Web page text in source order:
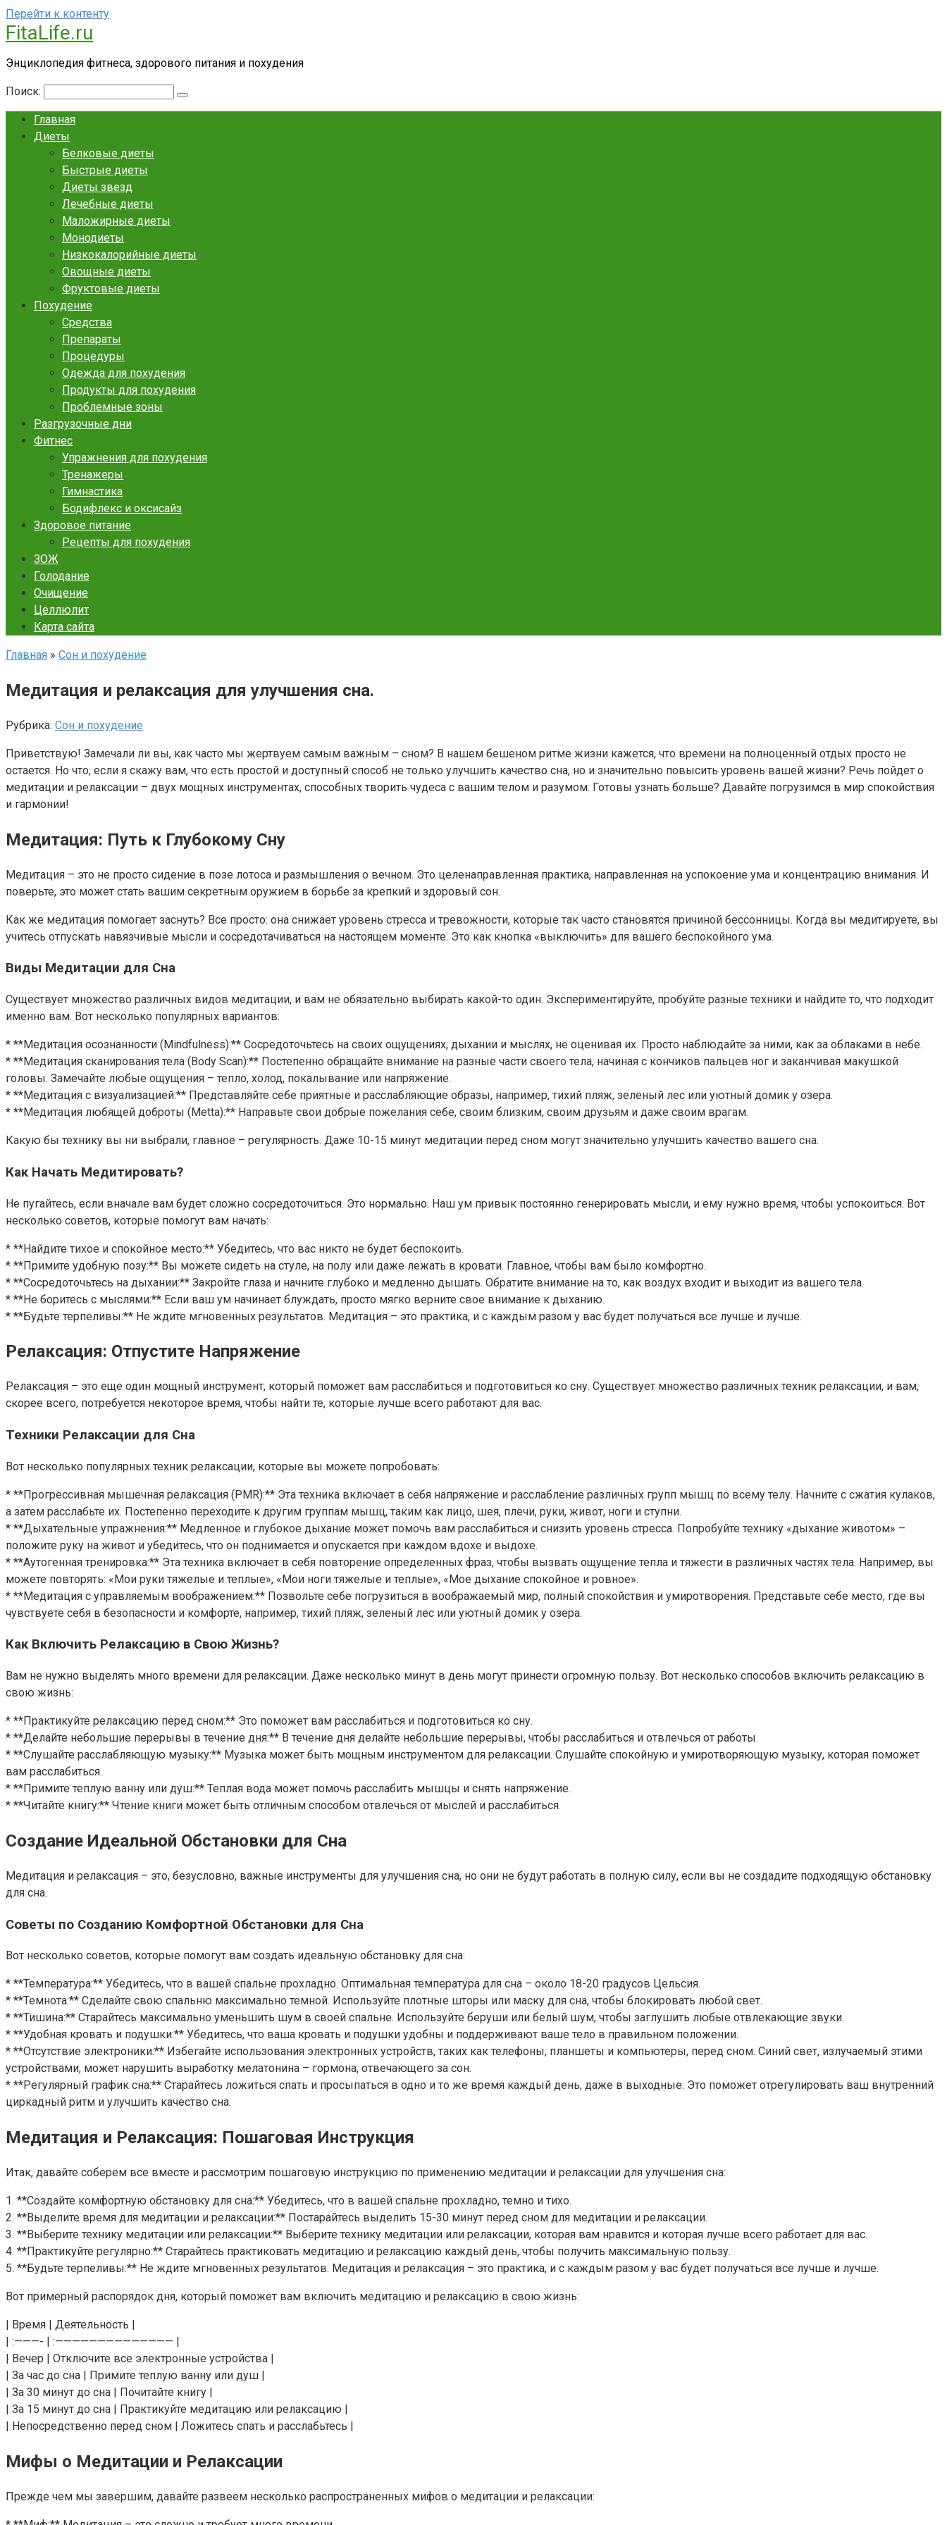
Перейти к контенту
FitaLife.ru
Энциклопедия фитнеса, здорового питания и похудения
Поиск:
Главная
Диеты
Белковые диеты
Быстрые диеты
Диеты звезд
Лечебные диеты
Маложирные диеты
Монодиеты
Низкокалорийные диеты
Овощные диеты
Фруктовые диеты
Похудение
Средства
Препараты
Процедуры
Одежда для похудения
Продукты для похудения
Проблемные зоны
Разгрузочные дни
Фитнес
Упражнения для похудения
Тренажеры
Гимнастика
Бодифлекс и оксисайз
Здоровое питание
Рецепты для похудения
ЗОЖ
Голодание
Очищение
Целлюлит
Карта сайта
Главная » Сон и похудение
Медитация и релаксация для улучшения сна.
Рубрика: Сон и похудение
Приветствую! Замечали ли вы, как часто мы жертвуем самым важным – сном? В нашем бешеном ритме жизни кажется, что времени на полноценный отдых просто не
остается. Но что, если я скажу вам, что есть простой и доступный способ не только улучшить качество сна, но и значительно повысить уровень вашей жизни? Речь пойдет о
медитации и релаксации – двух мощных инструментах, способных творить чудеса с вашим телом и разумом. Готовы узнать больше? Давайте погрузимся в мир спокойствия
и гармонии!
Медитация: Путь к Глубокому Сну
Медитация – это не просто сидение в позе лотоса и размышления о вечном. Это целенаправленная практика, направленная на успокоение ума и концентрацию внимания. И
поверьте, это может стать вашим секретным оружием в борьбе за крепкий и здоровый сон.
Как же медитация помогает заснуть? Все просто: она снижает уровень стресса и тревожности, которые так часто становятся причиной бессонницы. Когда вы медитируете, вы
учитесь отпускать навязчивые мысли и сосредотачиваться на настоящем моменте. Это как кнопка «выключить» для вашего беспокойного ума.
Виды Медитации для Сна
Существует множество различных видов медитации, и вам не обязательно выбирать какой-то один. Экспериментируйте, пробуйте разные техники и найдите то, что подходит
именно вам. Вот несколько популярных вариантов:
* **Медитация осознанности (Mindfulness):** Сосредоточьтесь на своих ощущениях, дыхании и мыслях, не оценивая их. Просто наблюдайте за ними, как за облаками в небе.
* **Медитация сканирования тела (Body Scan):** Постепенно обращайте внимание на разные части своего тела, начиная с кончиков пальцев ног и заканчивая макушкой
головы. Замечайте любые ощущения – тепло, холод, покалывание или напряжение.
* **Медитация с визуализацией:** Представляйте себе приятные и расслабляющие образы, например, тихий пляж, зеленый лес или уютный домик у озера.
* **Медитация любящей доброты (Metta):** Направьте свои добрые пожелания себе, своим близким, своим друзьям и даже своим врагам.
Какую бы технику вы ни выбрали, главное – регулярность. Даже 10-15 минут медитации перед сном могут значительно улучшить качество вашего сна.
Как Начать Медитировать?
Не пугайтесь, если вначале вам будет сложно сосредоточиться. Это нормально. Наш ум привык постоянно генерировать мысли, и ему нужно время, чтобы успокоиться. Вот
несколько советов, которые помогут вам начать:
* **Найдите тихое и спокойное место:** Убедитесь, что вас никто не будет беспокоить.
* **Примите удобную позу:** Вы можете сидеть на стуле, на полу или даже лежать в кровати. Главное, чтобы вам было комфортно.
* **Сосредоточьтесь на дыхании:** Закройте глаза и начните глубоко и медленно дышать. Обратите внимание на то, как воздух входит и выходит из вашего тела.
* **Не боритесь с мыслями:** Если ваш ум начинает блуждать, просто мягко верните свое внимание к дыханию.
* **Будьте терпеливы:** Не ждите мгновенных результатов. Медитация – это практика, и с каждым разом у вас будет получаться все лучше и лучше.
Релаксация: Отпустите Напряжение
Релаксация – это еще один мощный инструмент, который поможет вам расслабиться и подготовиться ко сну. Существует множество различных техник релаксации, и вам,
скорее всего, потребуется некоторое время, чтобы найти те, которые лучше всего работают для вас.
Техники Релаксации для Сна
Вот несколько популярных техник релаксации, которые вы можете попробовать:
* **Прогрессивная мышечная релаксация (PMR):** Эта техника включает в себя напряжение и расслабление различных групп мышц по всему телу. Начните с сжатия кулаков,
а затем расслабьте их. Постепенно переходите к другим группам мышц, таким как лицо, шея, плечи, руки, живот, ноги и ступни.
* **Дыхательные упражнения:** Медленное и глубокое дыхание может помочь вам расслабиться и снизить уровень стресса. Попробуйте технику «дыхание животом» –
положите руку на живот и убедитесь, что он поднимается и опускается при каждом вдохе и выдохе.
* **Аутогенная тренировка:** Эта техника включает в себя повторение определенных фраз, чтобы вызвать ощущение тепла и тяжести в различных частях тела. Например, вы
можете повторять: «Мои руки тяжелые и теплые», «Мои ноги тяжелые и теплые», «Мое дыхание спокойное и ровное».
* **Медитация с управляемым воображением:** Позвольте себе погрузиться в воображаемый мир, полный спокойствия и умиротворения. Представьте себе место, где вы
чувствуете себя в безопасности и комфорте, например, тихий пляж, зеленый лес или уютный домик у озера.
Как Включить Релаксацию в Свою Жизнь?
Вам не нужно выделять много времени для релаксации. Даже несколько минут в день могут принести огромную пользу. Вот несколько способов включить релаксацию в
свою жизнь:
* **Практикуйте релаксацию перед сном:** Это поможет вам расслабиться и подготовиться ко сну.
* **Делайте небольшие перерывы в течение дня:** В течение дня делайте небольшие перерывы, чтобы расслабиться и отвлечься от работы.
* **Слушайте расслабляющую музыку:** Музыка может быть мощным инструментом для релаксации. Слушайте спокойную и умиротворяющую музыку, которая поможет
вам расслабиться.
* **Примите теплую ванну или душ:** Теплая вода может помочь расслабить мышцы и снять напряжение.
* **Читайте книгу:** Чтение книги может быть отличным способом отвлечься от мыслей и расслабиться.
Создание Идеальной Обстановки для Сна
Медитация и релаксация – это, безусловно, важные инструменты для улучшения сна, но они не будут работать в полную силу, если вы не создадите подходящую обстановку
для сна.
Советы по Созданию Комфортной Обстановки для Сна
Вот несколько советов, которые помогут вам создать идеальную обстановку для сна:
* **Температура:** Убедитесь, что в вашей спальне прохладно. Оптимальная температура для сна – около 18-20 градусов Цельсия.
* **Темнота:** Сделайте свою спальню максимально темной. Используйте плотные шторы или маску для сна, чтобы блокировать любой свет.
* **Тишина:** Старайтесь максимально уменьшить шум в своей спальне. Используйте беруши или белый шум, чтобы заглушить любые отвлекающие звуки.
* **Удобная кровать и подушки:** Убедитесь, что ваша кровать и подушки удобны и поддерживают ваше тело в правильном положении.
* **Отсутствие электроники:** Избегайте использования электронных устройств, таких как телефоны, планшеты и компьютеры, перед сном. Синий свет, излучаемый этими
устройствами, может нарушить выработку мелатонина – гормона, отвечающего за сон.
* **Регулярный график сна:** Старайтесь ложиться спать и просыпаться в одно и то же время каждый день, даже в выходные. Это поможет отрегулировать ваш внутренний
циркадный ритм и улучшить качество сна.
Медитация и Релаксация: Пошаговая Инструкция
Итак, давайте соберем все вместе и рассмотрим пошаговую инструкцию по применению медитации и релаксации для улучшения сна:
1. **Создайте комфортную обстановку для сна:** Убедитесь, что в вашей спальне прохладно, темно и тихо.
2. **Выделите время для медитации и релаксации:** Постарайтесь выделить 15-30 минут перед сном для медитации и релаксации.
3. **Выберите технику медитации или релаксации:** Выберите технику медитации или релаксации, которая вам нравится и которая лучше всего работает для вас.
4. **Практикуйте регулярно:** Старайтесь практиковать медитацию и релаксацию каждый день, чтобы получить максимальную пользу.
5. **Будьте терпеливы:** Не ждите мгновенных результатов. Медитация и релаксация – это практика, и с каждым разом у вас будет получаться все лучше и лучше.
Вот примерный распорядок дня, который поможет вам включить медитацию и релаксацию в свою жизнь:
| Время | Деятельность |
| :———- | :—————————————— |
| Вечер | Отключите все электронные устройства |
| За час до сна | Примите теплую ванну или душ |
| За 30 минут до сна | Почитайте книгу |
| За 15 минут до сна | Практикуйте медитацию или релаксацию |
| Непосредственно перед сном | Ложитесь спать и расслабьтесь |
Мифы о Медитации и Релаксации
Прежде чем мы завершим, давайте развеем несколько распространенных мифов о медитации и релаксации: